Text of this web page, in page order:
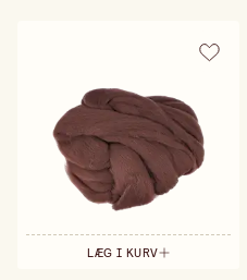
LÆG I KURV